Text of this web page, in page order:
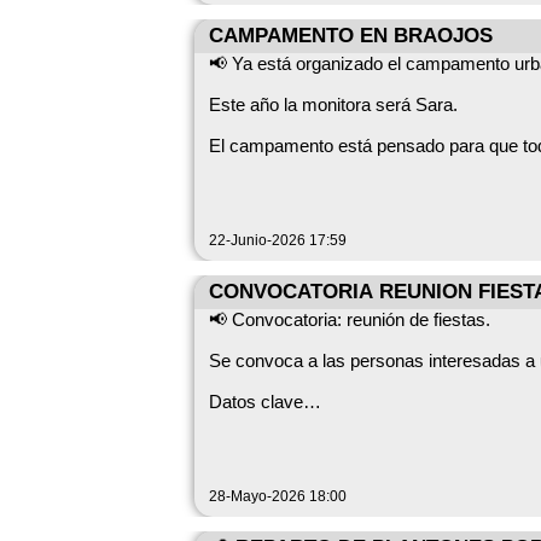
🪆 *Actividad familiar.* Para todo el que
Cultura hemos dejado unas hojas de
*¡¡¡Animaos a participar!!!*
📚📚📚📖🎶🎶🥳🥳
CAMPAMENTO EN BRAOJOS
📢 Ya está organizado el campamento
Este año la monitora será Sara.
El campamento está pensado para que
22-Junio-2026 17:59
CONVOCATORIA REUNION
📢 Convocatoria: reunión de fiestas.
Se convoca a las personas interesadas
Datos clave
28-Mayo-2026 18:00